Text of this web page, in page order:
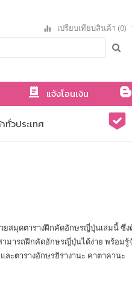
เปรียบเทียบสินค้า (0)
แจ้งโอนเงิน
วประเทศ
ยสมุดตารางฝึกคัดอักษรญี่ปุ่นเล่มนี้ ซึ่
ามารถฝึกคัดอักษรญี่ปุ่นได้ง่าย พร้อมรู้
ะตารางอักษรฮิรางานะ คาตาคานะ